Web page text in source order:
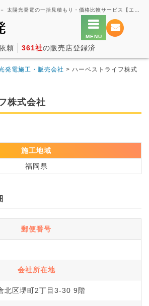
頼 361社の販売店登録済
発電施工・販売会社 > ハーベストライフ株式
株式会社
施工地域
福岡県
郵便番号
会社所在地
北区堺町2丁目3-30 9階